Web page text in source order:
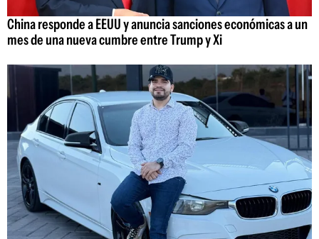
China responde a EEUU y anuncia sanciones económicas a un
mes de una nueva cumbre entre Trump y Xi